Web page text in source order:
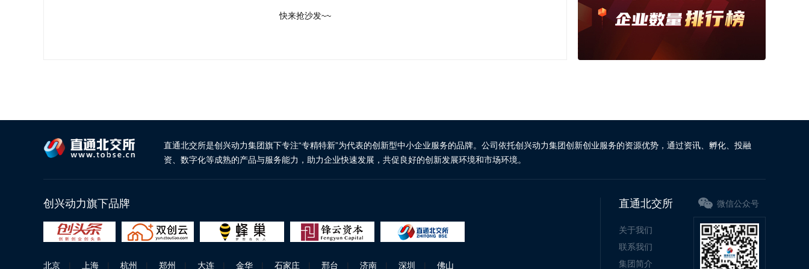
快来抢沙发~~
直通北交所是创兴动力集团旗下专注“专精特新”为代表的创新型中小企业服务的品牌。公司依托创兴动力集团创新创业服务的资源优势，通过资讯、孵化、投融
资、数字化等成熟的产品与服务能力，助力企业快速发展，共促良好的创新发展环境和市场环境。
创兴动力旗下品牌
北京 | 上海 | 杭州 | 郑州 | 大连 | 金华 | 石家庄 | 邢台 | 济南 | 深圳 | 佛山
直通北交所
关于我们
联系我们
集团简介
微信公众号